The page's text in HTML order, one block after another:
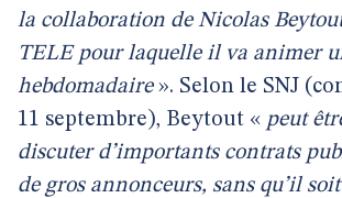
la collaboration de Nicolas
TELE pour laquelle il va animer
hebdomadaire». Selon le SNJ
11 septembre), Beytout « peut
discuter d’importants contrats
de gros annonceurs, sans qu’il